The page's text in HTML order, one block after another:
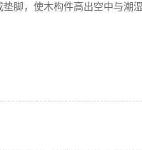
脚，使木构件高出空中与潮